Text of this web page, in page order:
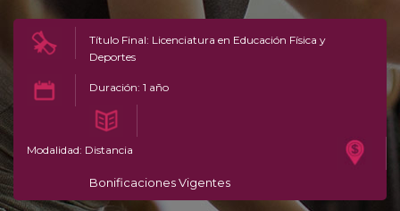
Título Final: Licenciatura en Educación Física y
Deportes
Duración: 1 año
Modalidad: Distancia
Bonificaciones Vigentes